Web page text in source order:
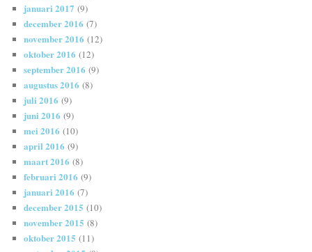
januari 2017 (9)
december 2016 (7)
november 2016 (12)
oktober 2016 (12)
september 2016 (9)
augustus 2016 (8)
juli 2016 (9)
juni 2016 (9)
mei 2016 (10)
april 2016 (9)
maart 2016 (8)
februari 2016 (9)
januari 2016 (7)
december 2015 (10)
november 2015 (8)
oktober 2015 (11)